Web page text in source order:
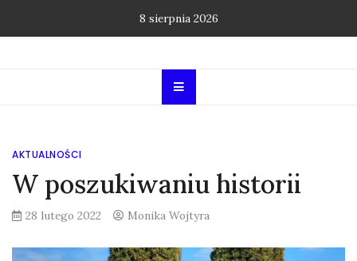
8 sierpnia 2026
AKTUALNOŚCI
W poszukiwaniu historii
28 lutego 2022 Monika Wojtyra